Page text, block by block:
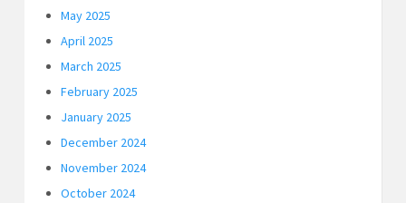
May 2025
April 2025
March 2025
February 2025
January 2025
December 2024
November 2024
October 2024